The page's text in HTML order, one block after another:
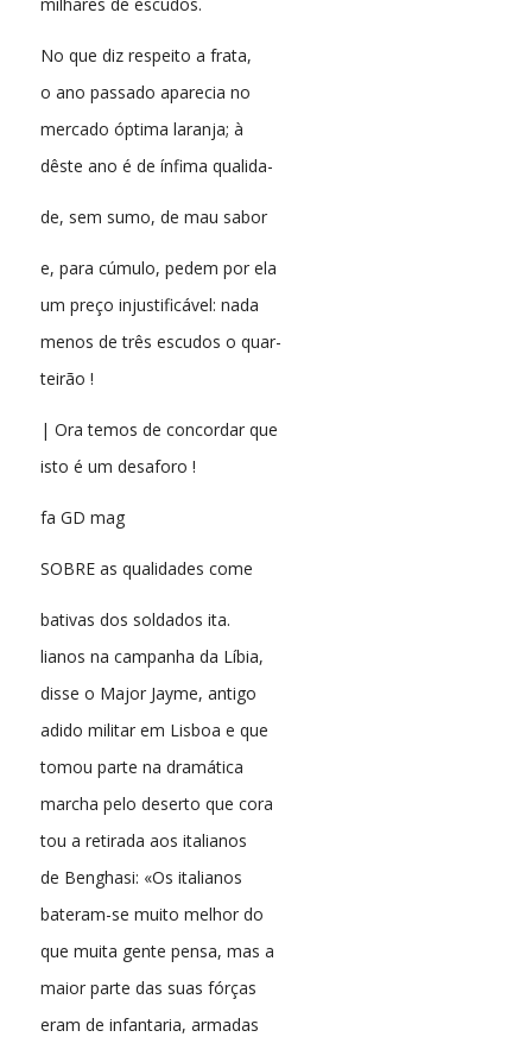
No que diz respeito a frata,
o ano passado aparecia no
mercado óptima laranja; à
dêste ano é de ínfima qualida-
de, sem sumo, de mau sabor
e, para cúmulo, pedem por ela
um preço injustificável: nada
menos de três escudos o quar-
teirão !
| Ora temos de concordar que
isto é um desaforo !
fa GD mag
SOBRE as qualidades come
bativas dos soldados ita.
lianos na campanha da Líbia,
disse o Major Jayme, antigo
adido militar em Lisboa e que
tomou parte na dramática
marcha pelo deserto que cora
tou a retirada aos italianos
de Benghasi: «Os italianos
bateram-se muito melhor do
que muita gente pensa, mas a
maior parte das suas fórças
eram de infantaria, armadas